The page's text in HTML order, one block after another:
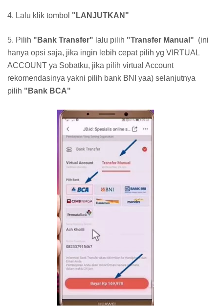
4. Lalu klik tombol "LANJUTKAN"
5. Pilih "Bank Transfer" lalu pilih "Transfer Manual" (ini
hanya opsi saja, jika ingin lebih cepat pilih yg VIRTUAL
ACCOUNT ya Sobatku, jika pilih virtual Account
rekomendasinya yakni pilih bank BNI yaa) selanjutnya
pilih "Bank BCA"